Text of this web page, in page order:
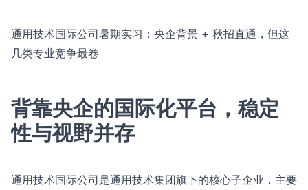
通用技术国际公司暑期实习：央企背景 + 秋招直通，但这
几类专业竞争最卷
背靠央企的国际化平台，稳定
性与视野并存
通用技术国际公司是通用技术集团旗下的核心子企业，主要